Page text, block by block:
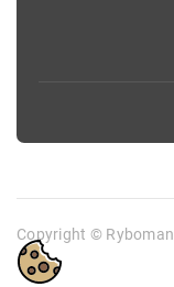
Copyright ©